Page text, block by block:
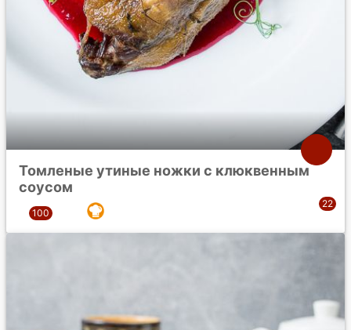
Томленые утиные ножки с клюквенным
соусом